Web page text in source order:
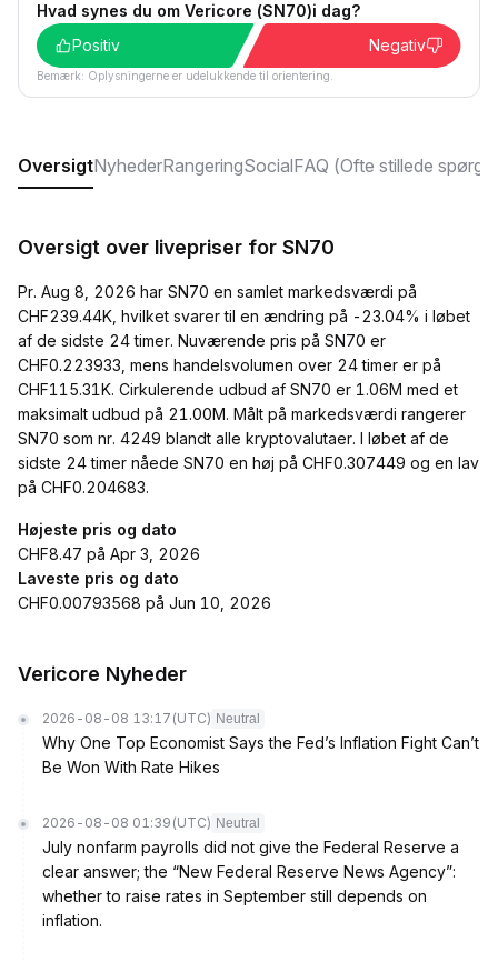
Hvad synes du om Vericore (SN70)i dag?
Positiv
Negativ
Bemærk: Oplysningerne er udelukkende til orientering.
OversigtNyhederRangeringSocialFAQ (Ofte stillede
Oversigt over livepriser for SN70
Pr. Aug 8, 2026 har SN70 en samlet markedsværdi på
CHF239.44K, hvilket svarer til en ændring på -23.04% i løbet
af de sidste 24 timer. Nuværende pris på SN70 er
CHF0.223933, mens handelsvolumen over 24 timer er på
CHF115.31K. Cirkulerende udbud af SN70 er 1.06M med et
maksimalt udbud på 21.00M. Målt på markedsværdi rangerer
SN70 som nr. 4249 blandt alle kryptovalutaer. I løbet af de
sidste 24 timer nåede SN70 en høj på CHF0.307449 og en lav
på CHF0.204683.
Højeste pris og dato
CHF8.47 på Apr 3, 2026
Laveste pris og dato
CHF0.00793568 på Jun 10, 2026
Vericore Nyheder
2026-08-08 13:17 (UTC) Neutral
Why One Top Economist Says the Fed’s Inflation Fight Can’t
Be Won With Rate Hikes
2026-08-08 01:39 (UTC) Neutral
July nonfarm payrolls did not give the Federal Reserve a
clear answer; the “New Federal Reserve News Agency”:
whether to raise rates in September still depends on
inflation.